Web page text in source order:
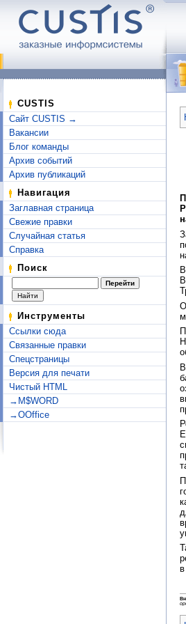
CUSTIS
Сайт CUSTIS →
Вакансии
Блог команды
Архив событий
Архив публикаций
Навигация
Заглавная страница
Свежие правки
Случайная статья
Справка
Поиск
Инструменты
Ссылки сюда
Связанные правки
Спецстраницы
Версия для печати
Чистый HTML
→M$WORD
→OOffice